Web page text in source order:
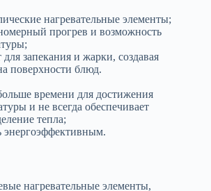
нагревательные элементы;
прогрев и возможность
запекания и жарки, создавая
поверхности блюд.
времени для достижения
и не всегда обеспечивает
тепла;
энергоэффективным.
нагревательные элементы,